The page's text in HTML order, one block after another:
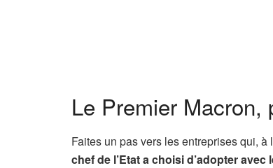
Le Premier Macron,
Faites un pas vers les entreprises qui,
chef de l’Etat a choisi d’adopter avec